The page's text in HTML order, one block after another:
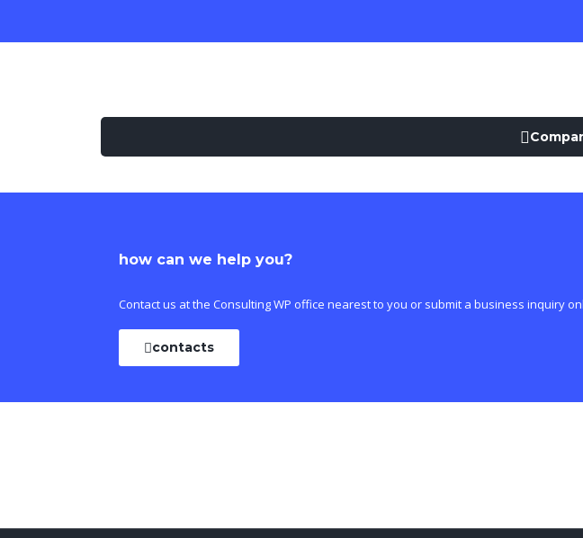
how can we help you?
Contact us at the Consulting WP office nearest to you or submit a business inquiry
contacts